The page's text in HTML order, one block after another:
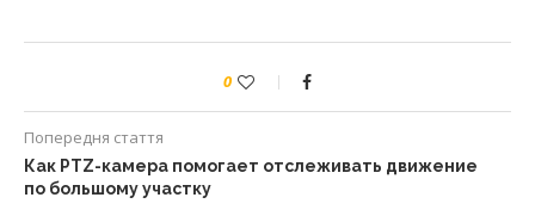
0
Попередня стаття
Как PTZ-камера помогает отслеживать движение
по большому участку